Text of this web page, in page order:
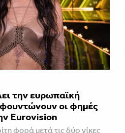
την ευρωπαϊκή
φουντώνουν οι φημές
Eurovision
φορά μετά τις δύο νίκες